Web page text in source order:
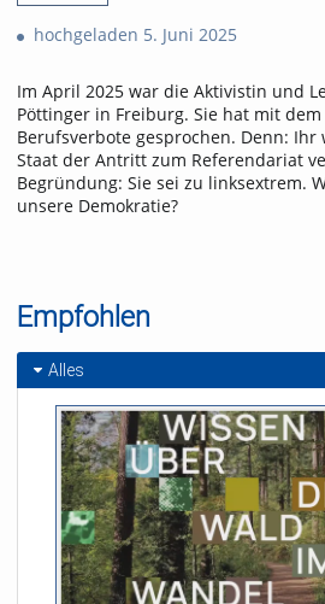
hochgeladen 5. Juni 2025
Im April 2025 war die Aktivistin und
Pöttinger in Freiburg. Sie hat mit dem
Berufsverbote gesprochen. Denn: Ihr
Staat der Antritt zum Referendariat
Begründung: Sie sei zu linksextrem.
unsere Demokratie?
Empfohlen
Alles